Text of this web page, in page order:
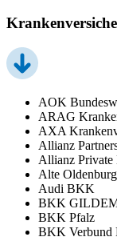
AOK
ARAG
AXA
Allianz
Allianz Private
Alte
Audi BKK
BKK
BKK Pfalz
BKK Verbund